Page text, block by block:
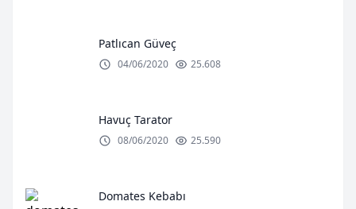
Patlıcan Güveç
04/06/2020 25.608
Havuç Tarator
08/06/2020 25.590
Domates Kebabı